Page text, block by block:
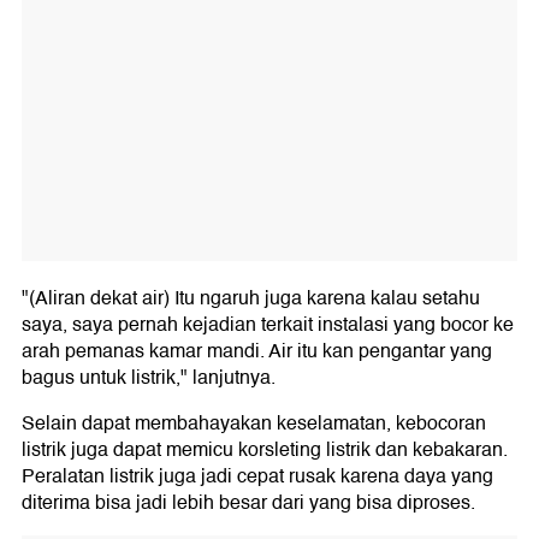
"(Aliran dekat air) Itu ngaruh juga karena kalau setahu
saya, saya pernah kejadian terkait instalasi yang bocor ke
arah pemanas kamar mandi. Air itu kan pengantar yang
bagus untuk listrik," lanjutnya.
Selain dapat membahayakan keselamatan, kebocoran
listrik juga dapat memicu korsleting listrik dan kebakaran.
Peralatan listrik juga jadi cepat rusak karena daya yang
diterima bisa jadi lebih besar dari yang bisa diproses.